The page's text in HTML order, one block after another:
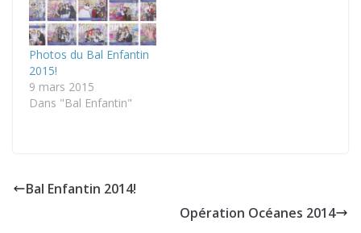
Photos du Bal Enfantin
2015!
9 mars 2015
Dans "Bal Enfantin"
Bal Enfantin 2014!
Opération Océanes 2014